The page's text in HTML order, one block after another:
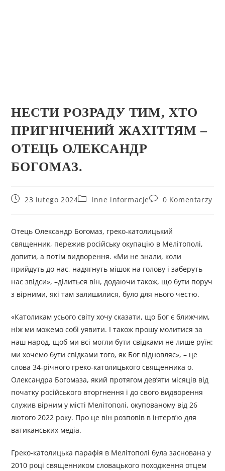
НЕСТИ РОЗРАДУ ТИМ, ХТО
ПРИГНІЧЕНИЙ ЖАХІТТЯМ –
ОТЕЦЬ ОЛЕКСАНДР
БОГОМАЗ.
23 lutego 2024 Inne informacje 0 Komentarzy
Отець Олександр Богомаз, греко-католицький
священник, пережив російську окупацію в Мелітополі,
допити, а потім видворення. «Ми не знали, коли
прийдуть до нас, надягнуть мішок на голову і заберуть
нас звідси», –ділиться він, додаючи також, що бути поруч
з вірними, які там залишилися, було для нього честю.
«Католикам усього світу хочу сказати, що Бог є ближчим,
ніж ми можемо собі уявити. І також прошу молитися за
наш народ, щоб ми всі могли бути свідками не лише руїн:
ми хочемо бути свідками того, як Бог відновляє», – це
слова 34-річного греко-католицького священника о.
Олександра Богомаза, який протягом дев’яти місяців від
початку російського вторгнення і до свого видворення
служив вірним у місті Мелітополі, окупованому від 26
лютого 2022 року. Про це він розповів в інтерв’ю для
ватиканських медіа.
Греко-католицька парафія в Мелітополі була заснована у
2010 році священником словацького походження отцем